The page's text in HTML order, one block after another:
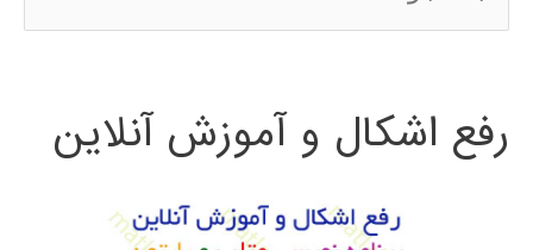
س
ج
رفع اشکال و آموزش آنلاین